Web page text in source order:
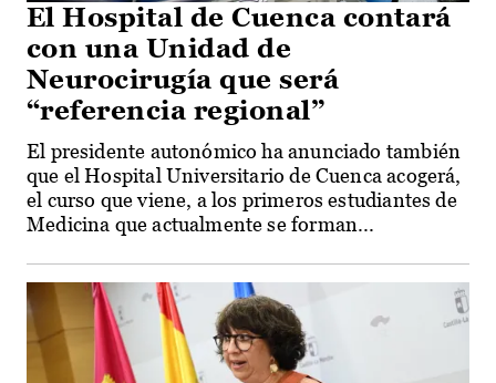
El Hospital de Cuenca contará
con una Unidad de
Neurocirugía que será
“referencia regional”
El presidente autonómico ha anunciado también
que el Hospital Universitario de Cuenca acogerá,
el curso que viene, a los primeros estudiantes de
Medicina que actualmente se forman...